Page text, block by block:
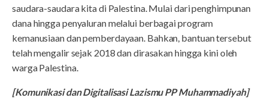
saudara-saudara kita di Palestina. Mulai dari penghimpunan
dana hingga penyaluran melalui berbagai program
kemanusiaan dan pemberdayaan. Bahkan, bantuan tersebut
telah mengalir sejak 2018 dan dirasakan hingga kini oleh
warga Palestina.
[Komunikasi dan Digitalisasi Lazismu PP Muhammadiyah]